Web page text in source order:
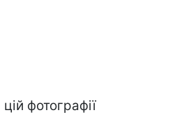
фотографії